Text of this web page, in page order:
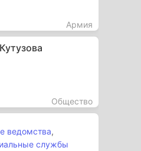
Армия
Общество
ведомства,
службы